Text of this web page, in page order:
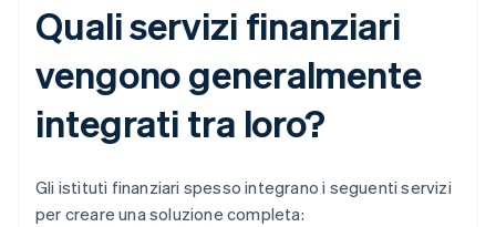
Quali servizi finanziari
vengono generalmente
integrati tra loro?
Gli istituti finanziari spesso integrano i seguenti servizi
per creare una soluzione completa: